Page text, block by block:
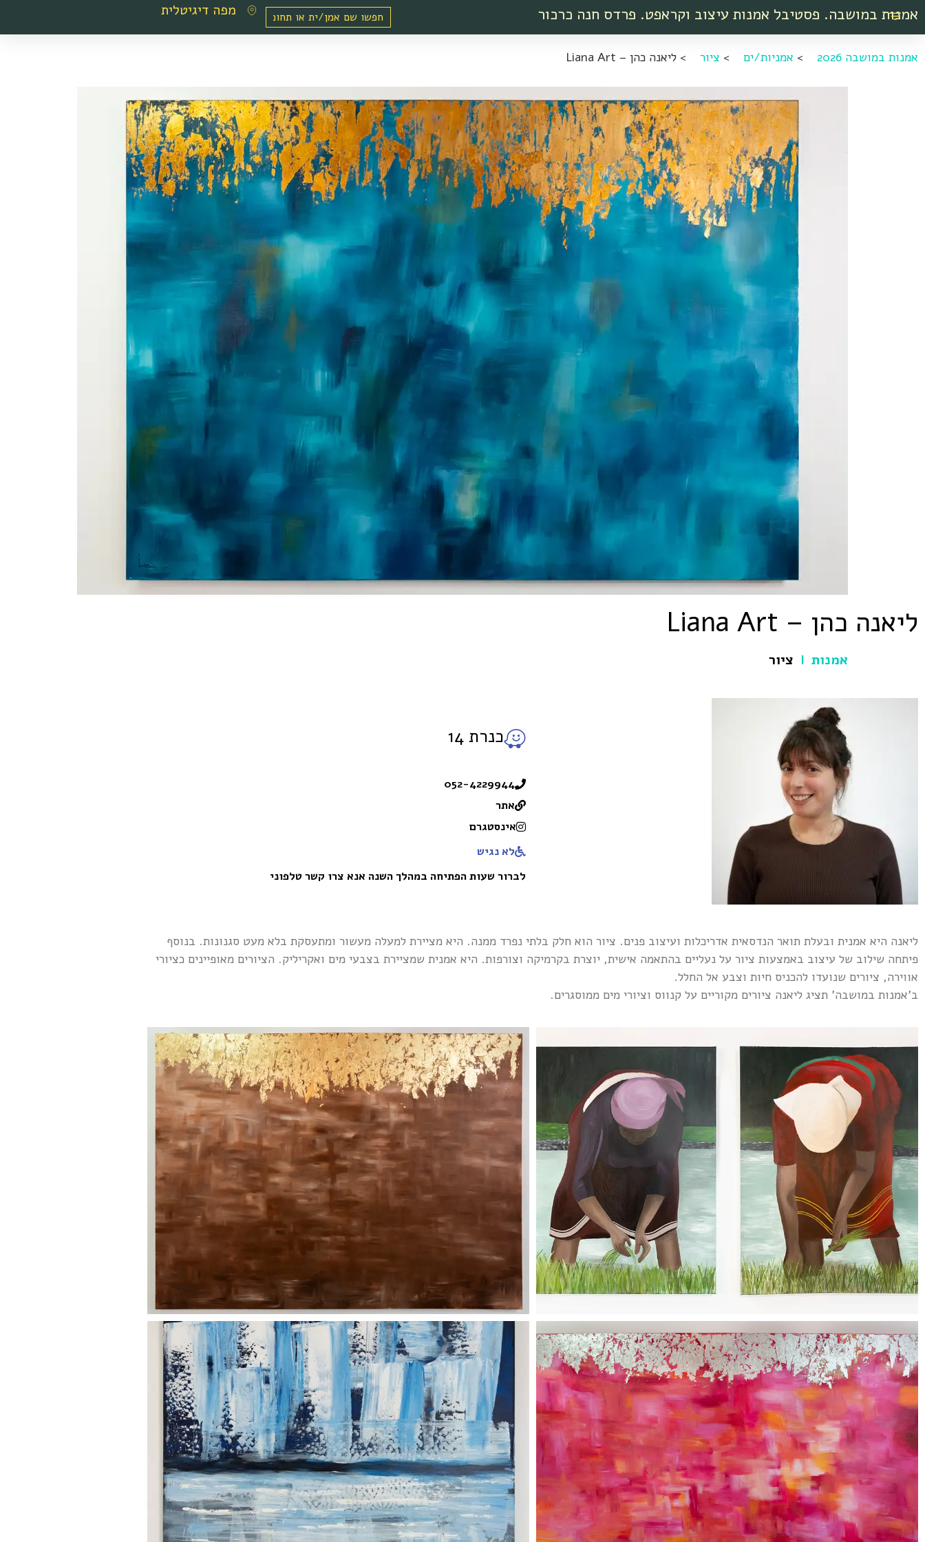
אמנות במושבה. פסטיבל אמנות עיצוב וקראפט. פרדס חנה כרכור מפה דיגיטלית
אמנות במושבה 2026 > אמניות/ים > ציור > ליאנה כהן – Liana Art
ליאנה כהן – Liana Art
אמנות | ציור
כנרת 14
052-4229944
אתר
אינסטגרם
לא נגיש
לברור שעות הפתיחה במהלך השנה אנא צרו קשר טלפוני
ליאנה היא אמנית ובעלת תואר הנדסאית אדריכלות ועיצוב פנים. ציור הוא חלק בלתי נפרד ממנה. היא מציירת למעלה מעשור ומתעסקת בלא מעט סגנונות. בנוסף
פיתחה שילוב של עיצוב באמצעות ציור על נעליים בהתאמה אישית, יוצרת בקרמיקה וצורפות. היא אמנית שמציירת בצבעי מים ואקריליק. הציורים מאופיינים כציורי
אווירה, ציורים שנועדו להכניס חיות וצבע אל החלל.
ב'אמנות במושבה' תציג ליאנה ציורים מקוריים על קנווס וציורי מים ממוסגרים.